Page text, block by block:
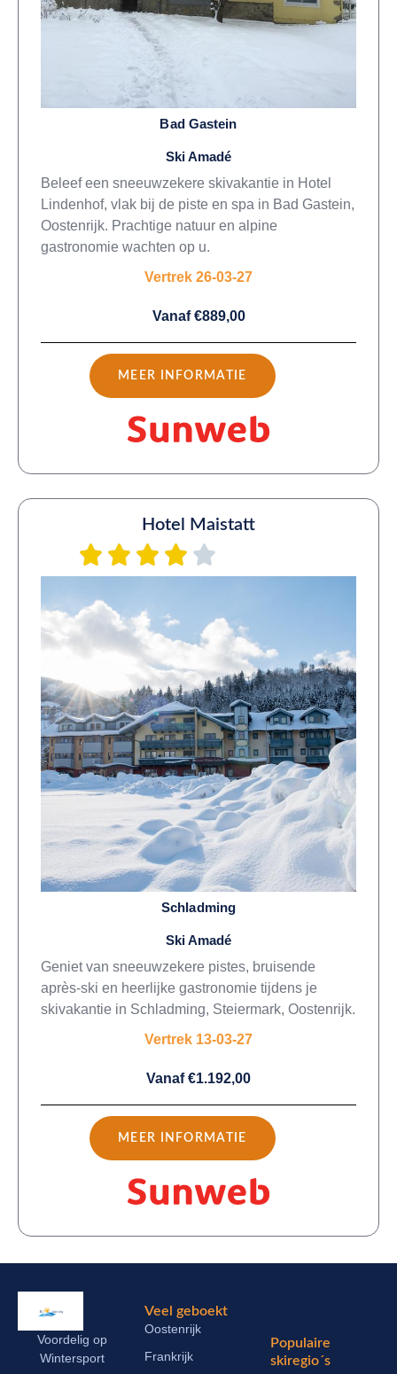
Bad Gastein
Ski Amadé
Beleef een sneeuwzekere skivakantie in Hotel
Lindenhof, vlak bij de piste en spa in Bad Gastein,
Oostenrijk. Prachtige natuur en alpine
gastronomie wachten op u.
Vertrek 26-03-27
Vanaf €889,00
MEER INFORMATIE
Hotel Maistatt
Schladming
Ski Amadé
Geniet van sneeuwzekere pistes, bruisende
après-ski en heerlijke gastronomie tijdens je
skivakantie in Schladming, Steiermark, Oostenrijk.
Vertrek 13-03-27
Vanaf €1.192,00
MEER INFORMATIE
Voordelig op
Wintersport
Veel geboekt
Oostenrijk
Frankrijk
Populaire
skiregio´s